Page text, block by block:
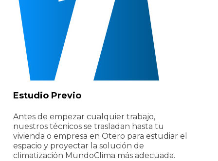
Estudio Previo
Antes de empezar cualquier trabajo,
nuestros técnicos se trasladan hasta tu
vivienda o empresa en Otero para estudiar el
espacio y proyectar la solución de
climatización MundoClima más adecuada.